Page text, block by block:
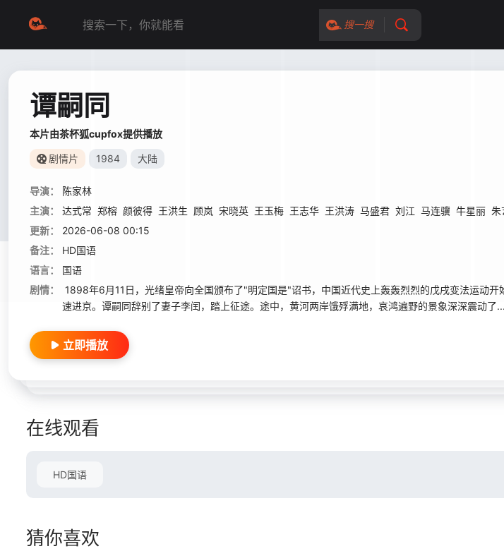
搜一搜
谭嗣同
本片由茶杯狐cupfox提供播放
剧情片 1984 大陆
导演：
陈家林
主演：
达式常 郑榕 颜彼得 王洪生 顾岚 宋晓英 王玉梅 王志华 王洪涛 马盛君 刘江 马连骥 牛星丽 朱
更新：
2026-06-08 00:15
备注：
HD国语
语言：
国语
剧情：
1898年6月11日，光绪皇帝向全国颁布了"明定国是"诏书，中国近代史上轰轰烈烈的戊戌变法运动
速进京。谭嗣同辞别了妻子李闰，踏上征途。途中，黄河两岸饿殍满地，哀鸿遍野的景象深深震动了...
立即播放
在线观看
HD国语
猜你喜欢